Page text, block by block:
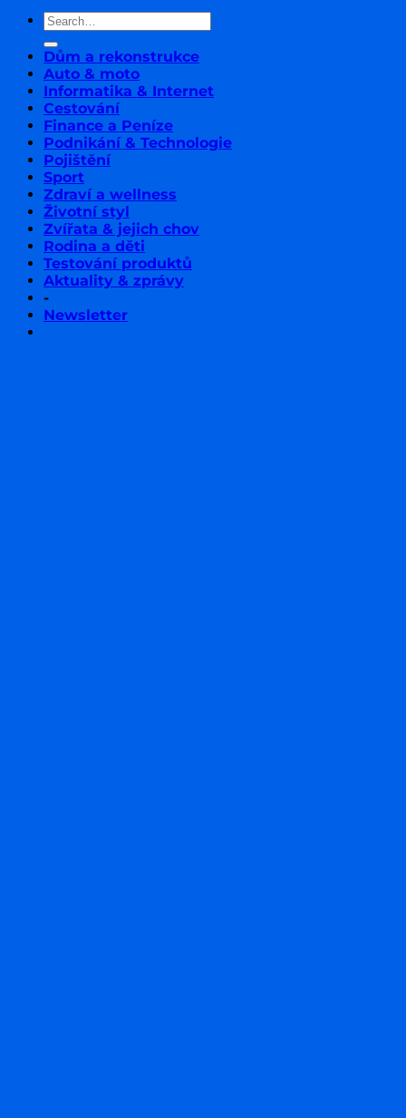
Dům a rekonstrukce
Auto & moto
Informatika & Internet
Cestování
Finance a Peníze
Podnikání & Technologie
Pojištění
Sport
Zdraví a wellness
Životní styl
Zvířata & jejich chov
Rodina a děti
Testování produktů
Aktuality & zprávy
-
Newsletter